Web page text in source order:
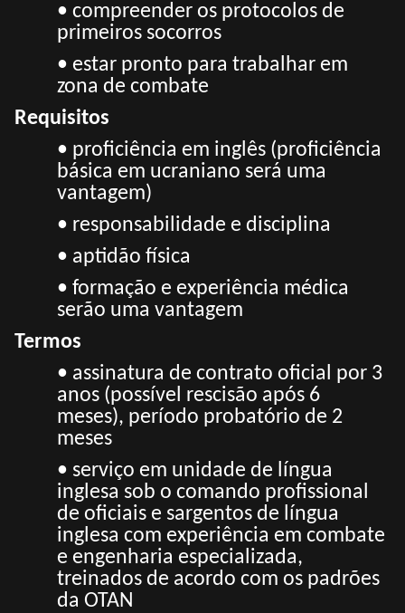
• compreender os protocolos de
primeiros socorros
• estar pronto para trabalhar em
zona de combate
Requisitos
• proficiência em inglês (proficiência
básica em ucraniano será uma
vantagem)
• responsabilidade e disciplina
• aptidão física
• formação e experiência médica
serão uma vantagem
Termos
• assinatura de contrato oficial por 3
anos (possível rescisão após 6
meses), período probatório de 2
meses
• serviço em unidade de língua
inglesa sob o comando profissional
de oficiais e sargentos de língua
inglesa com experiência em combate
e engenharia especializada,
treinados de acordo com os padrões
da OTAN